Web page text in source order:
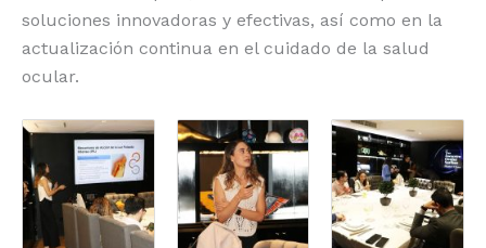
soluciones innovadoras y efectivas, así como en la
actualización continua en el cuidado de la salud
ocular.